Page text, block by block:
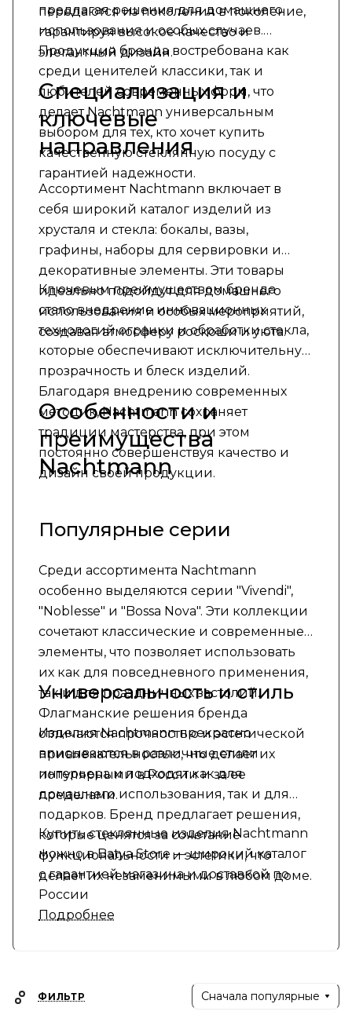
передаются из поколения в поколение,
гарантируя высокое качество и
элегантный дизайн.
предлагая решения для домашнего
использования и особых случаев.
Продукция бренда востребована как
среди ценителей классики, так и
любителей современных форм, что
делает Nachtmann универсальным
выбором для тех, кто хочет купить
качественную стеклянную посуду с
гарантией надежности.
Специализация и
ключевые
направления
Ассортимент Nachtmann включает в
себя широкий каталог изделий из
хрусталя и стекла: бокалы, вазы,
графины, наборы для сервировки и
декоративные элементы. Эти товары
идеально подойдут для домашнего
использования и особых мероприятий,
создавая атмосферу роскоши и уюта.
Ключевым преимуществом бренда
стало внедрение инновационных
технологий огранки и обработки стекла,
которые обеспечивают исключительную
прозрачность и блеск изделий.
Благодаря внедрению современных
методик, Nachtmann сохраняет
традиции мастерства, при этом
постоянно совершенствуя качество и
дизайн своей продукции.
Особенности и
преимущества
Nachtmann
Популярные серии
Среди ассортимента Nachtmann
особенно выделяются серии "Vivendi",
"Noblesse" и "Bossa Nova". Эти коллекции
сочетают классические и современные
элементы, что позволяет использовать
их как для повседневного применения,
так и для праздничных застолий.
Флагманские решения бренда
отличаются прочностью и эстетической
привлекательностью, что делает их
популярными в России и за ее
пределами.
Универсальность и стиль
Изделия Nachtmann прекрасно
вписываются в различные стили
интерьера и подходят как для
домашнего использования, так и для
подарков. Бренд предлагает решения,
которые ценятся за сочетание
функциональности и эстетики, что
делает их незаменимыми в любом доме.
Купить стеклянные изделия Nachtmann
можно в Batya Store — широкий каталог
с гарантией магазина и доставкой по
России
Подробнее
ФИЛЬТР Сначала популярные